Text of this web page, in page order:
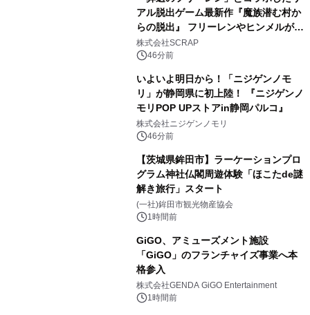
アル脱出ゲーム最新作『魔族潜む村か
らの脱出』 フリーレンやヒンメルが武
器を手に魔族を見据える描き下ろしメ
インビジュアル公開
株式会社SCRAP
46分前
いよいよ明日から！「ニジゲンノモ
リ」が静岡県に初上陸！ 『ニジゲンノ
モリPOP UPストアin静岡パルコ』
株式会社ニジゲンノモリ
46分前
【茨城県鉾田市】ラーケーションプロ
グラム神社仏閣周遊体験「ほこたde謎
解き旅行」スタート
(一社)鉾田市観光物産協会
1時間前
GiGO、アミューズメント施設
「GiGO」のフランチャイズ事業へ本
格参入
株式会社GENDA GiGO Entertainment
1時間前